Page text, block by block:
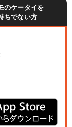
のケータイを
ちでない方